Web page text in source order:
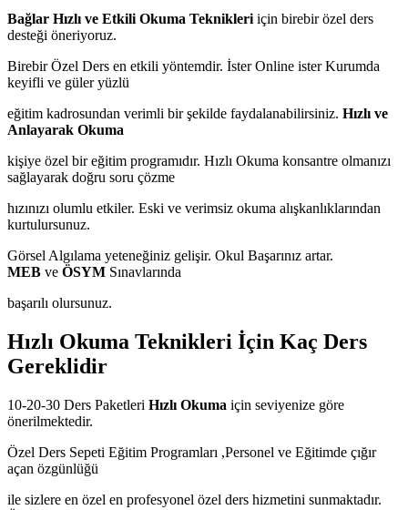
Bağlar Hızlı ve Etkili Okuma Teknikleri için birebir özel ders
desteği öneriyoruz.
Birebir Özel Ders en etkili yöntemdir. İster Online ister Kurumda
keyifli ve güler yüzlü
eğitim kadrosundan verimli bir şekilde faydalanabilirsiniz. Hızlı ve
Anlayarak Okuma
kişiye özel bir eğitim programıdır. Hızlı Okuma konsantre olmanızı
sağlayarak doğru soru çözme
hızınızı olumlu etkiler. Eski ve verimsiz okuma alışkanlıklarından
kurtulursunuz.
Görsel Algılama yeteneğiniz gelişir. Okul Başarınız artar.
MEB ve ÖSYM Sınavlarında
başarılı olursunuz.
Hızlı Okuma Teknikleri İçin Kaç Ders
Gereklidir
10-20-30 Ders Paketleri Hızlı Okuma için seviyenize göre
önerilmektedir.
Özel Ders Sepeti Eğitim Programları ,Personel ve Eğitimde çığır
açan özgünlüğü
ile sizlere en özel en profesyonel özel ders hizmetini sunmaktadır.